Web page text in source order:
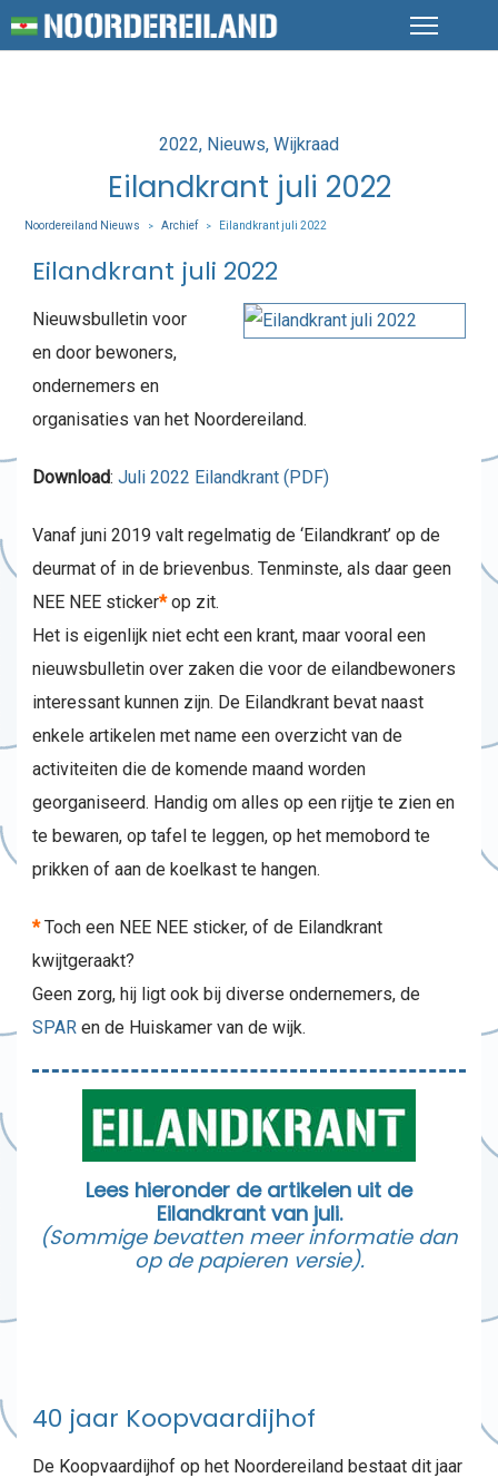
Posted
2022 Nieuws Wijkraad
Eilandkrant juli 2022
Noordereiland Nieuws > Archief > Eilandkrant juli 2022
Eilandkrant juli 2022
Nieuwsbulletin voor
en door bewoners,
ondernemers en
organisaties van het Noordereiland.
Download: Juli 2022 Eilandkrant (PDF)
Vanaf juni 2019 valt regelmatig de ‘Eilandkrant’ op de
deurmat of in de brievenbus. Tenminste, als daar geen
NEE NEE sticker*op zit.
Het is eigenlijk niet echt een krant, maar vooral een
nieuwsbulletin over zaken die voor de eilandbewoners
interessant kunnen zijn. De Eilandkrant bevat naast
enkele artikelen met name een overzicht van de
activiteiten die de komende maand worden
georganiseerd. Handig om alles op een rijtje te zien en
te bewaren, op tafel te leggen, op het memobord te
prikken of aan de koelkast te hangen.
*Toch een NEE NEE sticker, of de Eilandkrant
kwijtgeraakt?
Geen zorg, hij ligt ook bij diverse ondernemers, de
SPAR en de Huiskamer van de wijk.
Lees hieronder de artikelen uit de
Eilandkrant van juli.
(Sommige bevatten meer informatie dan
op de papieren versie).
40 jaar Koopvaardijhof
De Koopvaardijhof op het Noordereiland bestaat dit jaar